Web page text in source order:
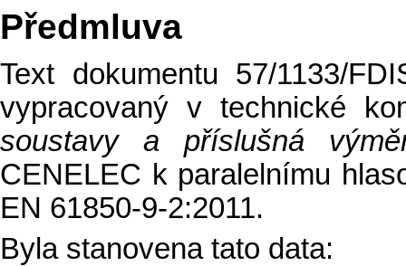
Předmluva
Text dokumentu 57/1133/
vypracovaný v technické
soustavy a příslušná
CENELEC k paralelnímu
EN 61850-9-2:2011.
Byla stanovena tato data: